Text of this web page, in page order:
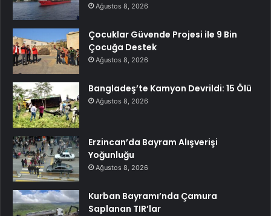
Ağustos 8, 2026
Çocuklar Güvende Projesi ile 9 Bin
Çocuğa Destek
Ağustos 8, 2026
Bangladeş’te Kamyon Devrildi: 15 Ölü
Ağustos 8, 2026
Erzincan’da Bayram Alışverişi
Yoğunluğu
Ağustos 8, 2026
Kurban Bayramı’nda Çamura
Saplanan TIR’lar